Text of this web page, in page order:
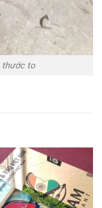
thước to